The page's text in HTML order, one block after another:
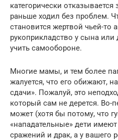
категорически отказывается
раньше ходил без проблем.
становится жертвой чьей-то
рукоприкладство у сына
учить самообороне.
Многие мамы, и тем более
жалуется, что его обижают,
сдачи». Пожалуй, это
который сам не дерется. Во-
может (хотя бы потому, что
«нападательные» дети
сражений и драк, а у вашего